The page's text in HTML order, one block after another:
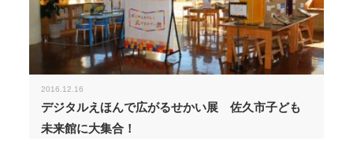
2016.12.16
デジタルえほんで広がるせかい展 佐久市子ども
未来館に大集合！